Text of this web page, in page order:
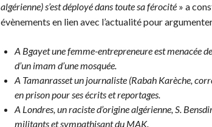
algérienne) s’est déployé dans toute sa férocité » a
évènements en lien avec l’actualité pour
A Bgayet une femme-entrepreneure est menacée
d’un imam d’une mosquée.
A Tamanrasset un journaliste (Rabah Karèche,
en prison pour ses écrits et reportages.
A Londres, un raciste d’origine algérienne, S.
militants et sympathisant du MAK.